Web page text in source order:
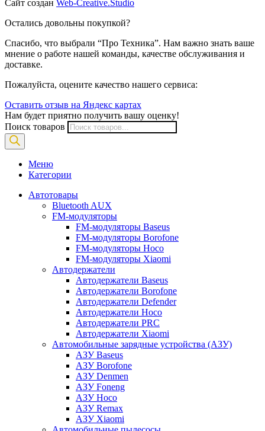
Сайт создан Web-Creative.Studio
Остались довольны покупкой?
Спасибо, что выбрали “Про Техника”. Нам важно знать ваше
мнение о работе нашей команды, качестве обслуживания и
доставке.
Пожалуйста, оцените качество нашего сервиса:
Оставить отзыв на Яндекс картах
Нам будет приятно получить вашу оценку!
Поиск товаров
Меню
Категории
Автотовары
Bluetooth AUX
FM-модуляторы
FM-модуляторы Baseus
FM-модуляторы Borofone
FM-модуляторы Hoco
FM-модуляторы Xiaomi
Автодержатели
Автодержатели Baseus
Автодержатели Borofone
Автодержатели Defender
Автодержатели Hoco
Автодержатели PRC
Автодержатели Xiaomi
Автомобильные зарядные устройства (АЗУ)
АЗУ Baseus
АЗУ Borofone
АЗУ Denmen
АЗУ Foneng
АЗУ Hoco
АЗУ Remax
АЗУ Xiaomi